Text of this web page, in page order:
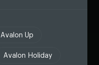
Avalon Up
Avalon Holiday